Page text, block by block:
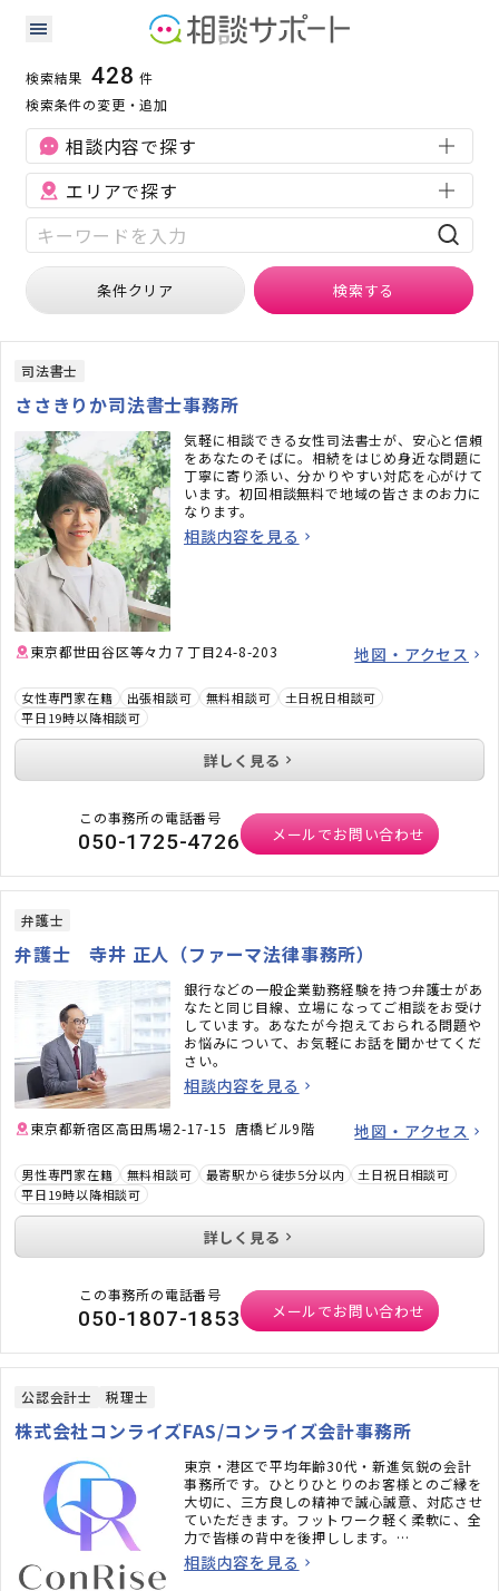
東京都の専門家の検索結果
検索結果 428 件
検索条件の変更・追加
相談内容で探す
エリアで探す
条件クリア 検索する
司法書士
ささきりか司法書士事務所
気軽に相談できる女性司法書士が、安心と信頼
をあなたのそばに。相続をはじめ身近な問題に
丁寧に寄り添い、分かりやすい対応を心がけて
います。初回相談無料で地域の皆さまのお力に
なります。
相談内容を見る
東京都世田谷区等々力７丁目24-8-203 地図・アクセス
女性専門家在籍 出張相談可 無料相談可
土日祝日相談可
平日19時以降相談可
詳しく見る
この事務所の電話番号
050-1725-4726 メールでお問い合わせ
弁護士
弁護士 寺井 正人（ファーマ法律事務所）
銀行などの一般企業勤務経験を持つ弁護士があ
なたと同じ目線、立場になってご相談をお受け
しています。あなたが今抱えておられる問題や
お悩みについて、お気軽にお話を聞かせてくだ
さい。
相談内容を見る
東京都新宿区高田馬場2-17-15 唐橋ビル9階 地図・アクセス
男性専門家在籍 無料相談可 最寄駅から徒歩5分以内
土日祝日相談可
平日19時以降相談可
詳しく見る
この事務所の電話番号
050-1807-1853 メールでお問い合わせ
公認会計士 税理士
株式会社コンライズFAS/コンライズ会計事務所
東京・港区で平均年齢30代・新進気鋭の会計
事務所です。ひとりひとりのお客様とのご縁を
大切に、三方良しの精神で誠心誠意、対応させ
ていただきます。フットワーク軽く柔軟に、全
力で皆様の背中を後押しします。
◎お問合せは「お問合わせフォーム」より承り
相談内容を見る